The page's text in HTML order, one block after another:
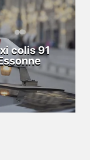
colis 91